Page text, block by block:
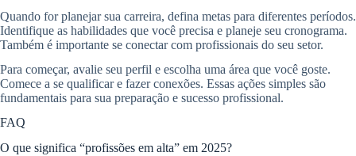
Quando for planejar sua carreira, defina metas para diferentes períodos.
Identifique as habilidades que você precisa e planeje seu cronograma.
Também é importante se conectar com profissionais do seu setor.
Para começar, avalie seu perfil e escolha uma área que você goste.
Comece a se qualificar e fazer conexões. Essas ações simples são
fundamentais para sua preparação e sucesso profissional.
FAQ
O que significa “profissões em alta” em 2025?